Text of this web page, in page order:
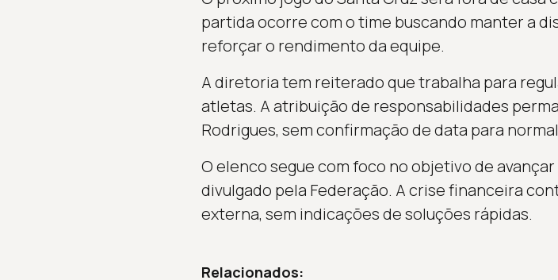
partida ocorre com o time buscando manter a
reforçar o rendimento da equipe.
A diretoria tem reiterado que trabalha para
atletas. A atribuição de responsabilidades
Rodrigues, sem confirmação de data para
O elenco segue com foco no objetivo de
divulgado pela Federação. A crise financeira
externa, sem indicações de soluções rápidas.
Relacionados: